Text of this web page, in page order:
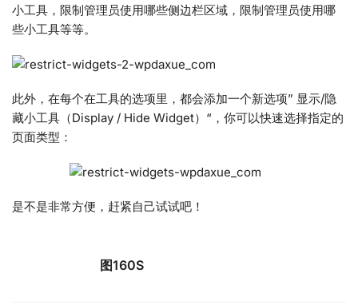
小工具，限制管理员使用哪些侧边栏区域，限制管理员使用哪
些小工具等等。
此外，在每个在工具的选项里，都会添加一个新选项” 显示/隐
藏小工具（Display / Hide Widget）“，你可以快速选择指定的
页面类型：
是不是非常方便，赶紧自己试试吧！
图160S